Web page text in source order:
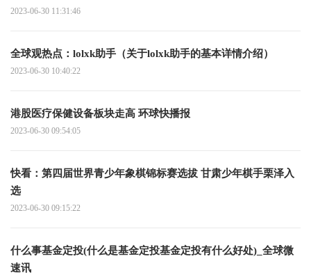
2023-06-30 11:31:46
全球观热点：lolxk助手（关于lolxk助手的基本详情介绍）
2023-06-30 10:40:22
港股医疗保健设备板块走高 环球快播报
2023-06-30 09:54:05
快看：第四届世界青少年象棋锦标赛选拔 甘肃少年棋手栗泽入
选
2023-06-30 09:15:22
什么事基金定投(什么是基金定投基金定投有什么好处)_全球微
速讯